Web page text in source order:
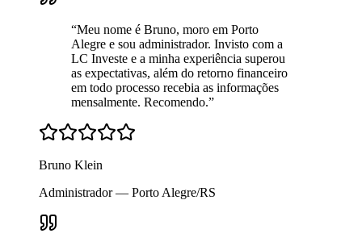
“Meu nome é Bruno, moro em Porto
Alegre e sou administrador. Invisto com a
LC Investe e a minha experiência superou
as expectativas, além do retorno financeiro
em todo processo recebia as informações
mensalmente. Recomendo.”
Bruno Klein
Administrador — Porto Alegre/RS